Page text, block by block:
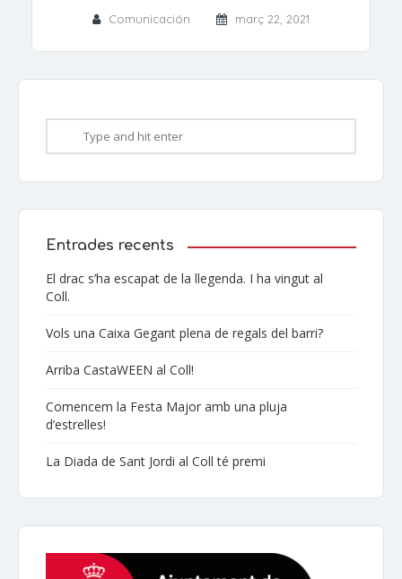
Comunicación març 22, 2021
Entrades recents
El drac s’ha escapat de la llegenda. I ha vingut al
Coll.
Vols una Caixa Gegant plena de regals del barri?
Arriba CastaWEEN al Coll!
Comencem la Festa Major amb una pluja
d’estrelles!
La Diada de Sant Jordi al Coll té premi